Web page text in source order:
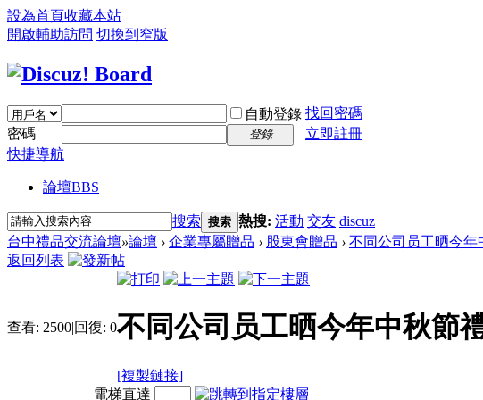
設為首頁收藏本站
開啟輔助訪問 切換到窄版
自動登錄 找回密碼
密碼
登錄
立即註冊
快捷導航
論壇BBS
搜索 搜索 熱搜: 活動 交友 discuz
台中禮品交流論壇»論壇 › 企業專屬贈品 › 股東會贈品 › 不同公司员工晒今年
返回列表
查看: 2500|回復: 0不同公司员工晒今年中秋節
[複製鏈接]
電梯直達